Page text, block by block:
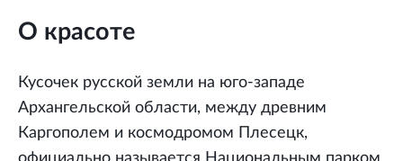
О красоте
Кусочек русской земли на юго-западе
Архангельской области, между древним
Каргополем и космодромом Плесецк,